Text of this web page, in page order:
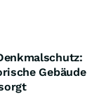
Gebäude